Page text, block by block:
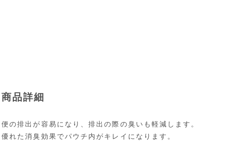
商品詳細
便の排出が容易になり、排出の際の臭いも軽減します。
優れた消臭効果でパウチ内がキレイになります。